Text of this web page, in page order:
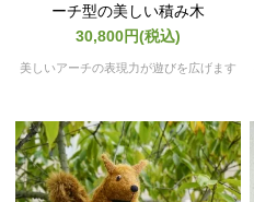
ーチ型の美しい積み木
30,800円(税込)
美しいアーチの表現力が遊びを広げます